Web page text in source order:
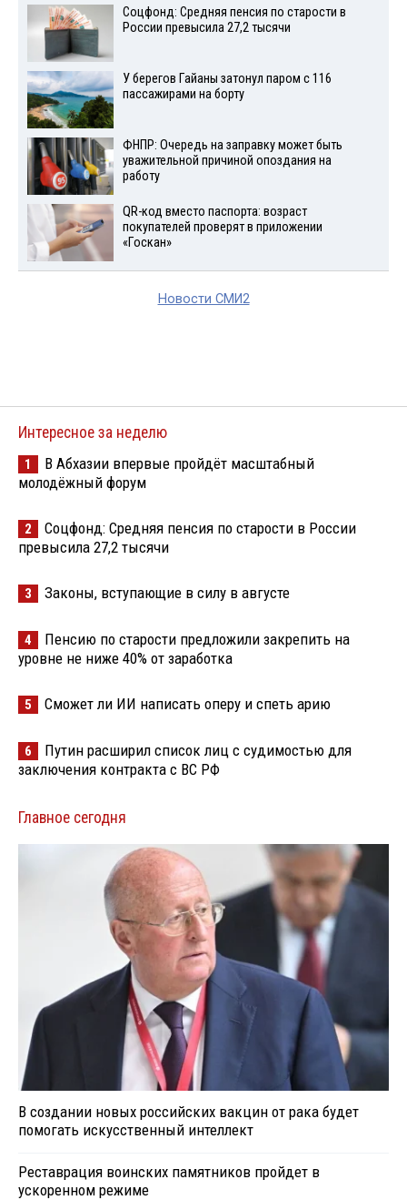
Соцфонд: Средняя пенсия по старости в
России превысила 27,2 тысячи
У берегов Гайаны затонул паром с 116
пассажирами на борту
ФНПР: Очередь на заправку может быть
уважительной причиной опоздания на
работу
QR-код вместо паспорта: возраст
покупателей проверят в приложении
«Госкан»
Новости СМИ2
Интересное за неделю
1
В Абхазии впервые пройдёт масштабный
молодёжный форум
2
Соцфонд: Средняя пенсия по старости в России
превысила 27,2 тысячи
3 Законы, вступающие в силу в августе
4
Пенсию по старости предложили закрепить на
уровне не ниже 40% от заработка
5 Сможет ли ИИ написать оперу и спеть арию
6
Путин расширил список лиц с судимостью для
заключения контракта с ВС РФ
Главное сегодня
В создании новых российских вакцин от рака будет
помогать искусственный интеллект
Реставрация воинских памятников пройдет в
ускоренном режиме